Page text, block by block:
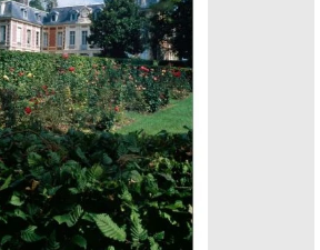
ed Chêne© Yves Lecoq, Fou de
- Ed. Chêne
un entretien, à l'occasion de la